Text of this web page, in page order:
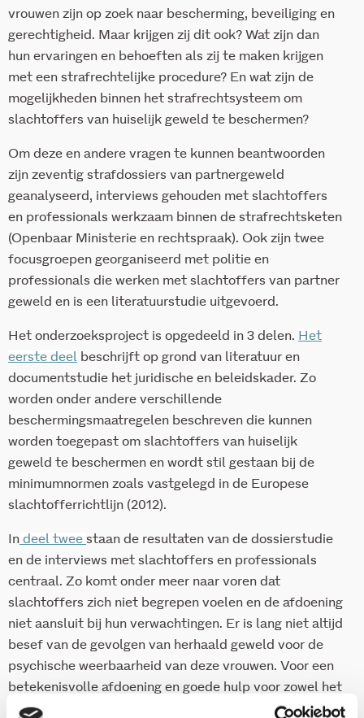
vrouwen zijn op zoek naar bescherming, beveiliging en
gerechtigheid. Maar krijgen zij dit ook? Wat zijn dan
hun ervaringen en behoeften als zij te maken krijgen
met een strafrechtelijke procedure? En wat zijn de
mogelijkheden binnen het strafrechtsysteem om
slachtoffers van huiselijk geweld te beschermen?
Om deze en andere vragen te kunnen beantwoorden
zijn zeventig strafdossiers van partnergeweld
geanalyseerd, interviews gehouden met slachtoffers
en professionals werkzaam binnen de strafrechtsketen
(Openbaar Ministerie en rechtspraak). Ook zijn twee
focusgroepen georganiseerd met politie en
professionals die werken met slachtoffers van partner
geweld en is een literatuurstudie uitgevoerd.
Het onderzoeksproject is opgedeeld in 3 delen. Het
eerste deel
beschrijft op grond van literatuur en
documentstudie het juridische en beleidskader. Zo
worden onder andere verschillende
beschermingsmaatregelen beschreven die kunnen
worden toegepast om slachtoffers van huiselijk
geweld te beschermen en wordt stil gestaan bij de
minimumnormen zoals vastgelegd in de Europese
slachtofferrichtlijn (2012).
In deel twee staan de resultaten van de dossierstudie
en de interviews met slachtoffers en professionals
centraal. Zo komt onder meer naar voren dat
slachtoffers zich niet begrepen voelen en de afdoening
niet aansluit bij hun verwachtingen. Er is lang niet altijd
besef van de gevolgen van herhaald geweld voor de
psychische weerbaarheid van deze vrouwen. Voor een
betekenisvolle afdoening en goede hulp voor zowel het
slachtoffer als de pleger is het van belang dat